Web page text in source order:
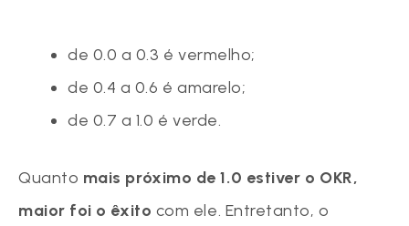
de 0.0 a 0.3 é vermelho;
de 0.4 a 0.6 é amarelo;
de 0.7 a 1.0 é verde.
Quanto mais próximo de 1.0 estiver o OKR,
maior foi o êxito com ele. Entretanto, o